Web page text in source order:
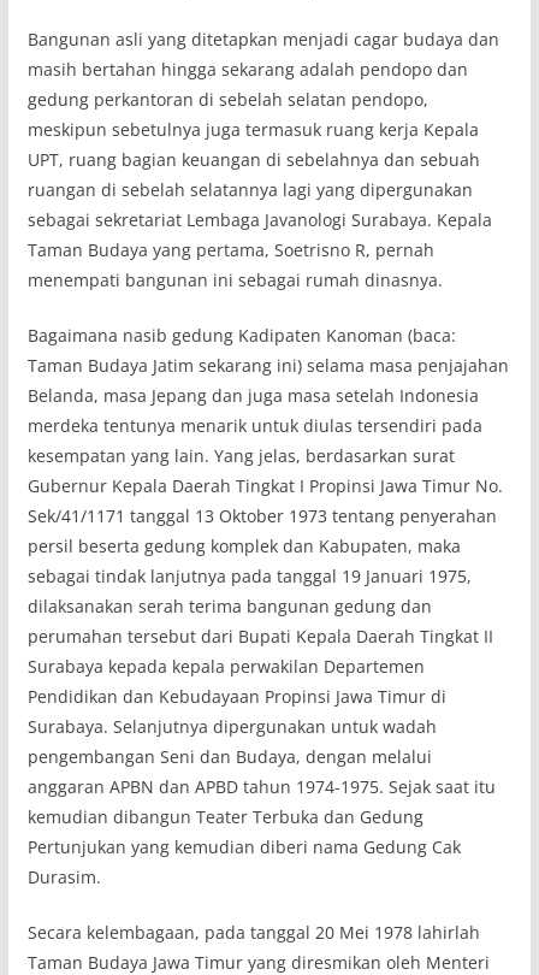
Bangunan asli yang ditetapkan menjadi cagar budaya dan
masih bertahan hingga sekarang adalah pendopo dan
gedung perkantoran di sebelah selatan pendopo,
meskipun sebetulnya juga termasuk ruang kerja Kepala
UPT, ruang bagian keuangan di sebelahnya dan sebuah
ruangan di sebelah selatannya lagi yang dipergunakan
sebagai sekretariat Lembaga Javanologi Surabaya. Kepala
Taman Budaya yang pertama, Soetrisno R, pernah
menempati bangunan ini sebagai rumah dinasnya.
Bagaimana nasib gedung Kadipaten Kanoman (baca:
Taman Budaya Jatim sekarang ini) selama masa penjajahan
Belanda, masa Jepang dan juga masa setelah Indonesia
merdeka tentunya menarik untuk diulas tersendiri pada
kesempatan yang lain. Yang jelas, berdasarkan surat
Gubernur Kepala Daerah Tingkat I Propinsi Jawa Timur No.
Sek/41/1171 tanggal 13 Oktober 1973 tentang penyerahan
persil beserta gedung komplek dan Kabupaten, maka
sebagai tindak lanjutnya pada tanggal 19 Januari 1975,
dilaksanakan serah terima bangunan gedung dan
perumahan tersebut dari Bupati Kepala Daerah Tingkat II
Surabaya kepada kepala perwakilan Departemen
Pendidikan dan Kebudayaan Propinsi Jawa Timur di
Surabaya. Selanjutnya dipergunakan untuk wadah
pengembangan Seni dan Budaya, dengan melalui
anggaran APBN dan APBD tahun 1974-1975. Sejak saat itu
kemudian dibangun Teater Terbuka dan Gedung
Pertunjukan yang kemudian diberi nama Gedung Cak
Durasim.
Secara kelembagaan, pada tanggal 20 Mei 1978 lahirlah
Taman Budaya Jawa Timur yang diresmikan oleh Menteri